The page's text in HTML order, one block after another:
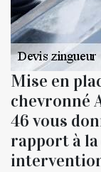
Mise en
chevronné
46 vous
rapport à la